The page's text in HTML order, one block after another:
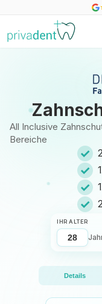
All Inclusive
Bereiche
✓
✓
✓
✓
IHR ALTER
Details